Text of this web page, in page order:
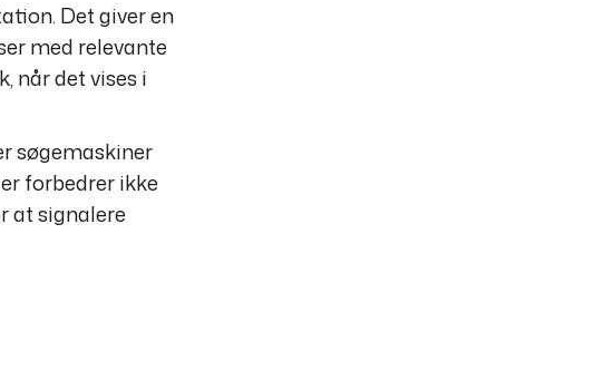
Det giver en
med relevante
når det vises i
søgemaskiner
forbedrer ikke
at signalere